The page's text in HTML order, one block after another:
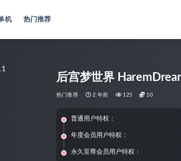
机 热门推荐
后宫梦世界
热门推荐 2 年前 125 10
普通用户特权：
年度会员用户特权：
永久至尊会员用户特权：